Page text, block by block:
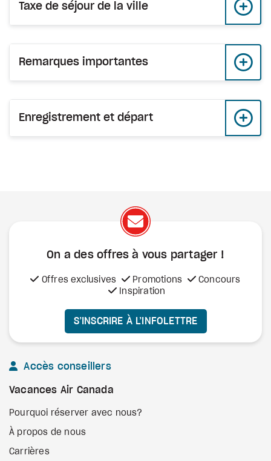
Taxe de séjour de la ville
Remarques importantes
Enregistrement et départ
On a des offres à vous partager !
Offres exclusives Promotions
Concours
Inspiration
S’INSCRIRE À L’INFOLETTRE
Accès conseillers
Vacances Air Canada
Pourquoi réserver avec nous?
À propos de nous
Carrières